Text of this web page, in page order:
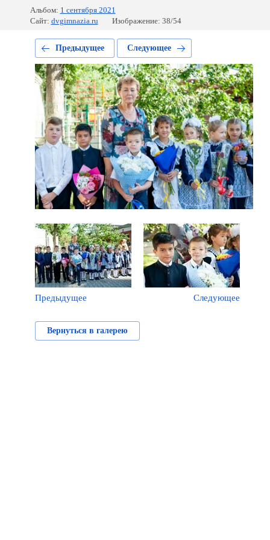
Альбом: 1 сентября 2021
Сайт: dvgimnazia.ru Изображение: 38/54
Предыдущее Следующее
Предыдущее Следующее
Вернуться в галерею